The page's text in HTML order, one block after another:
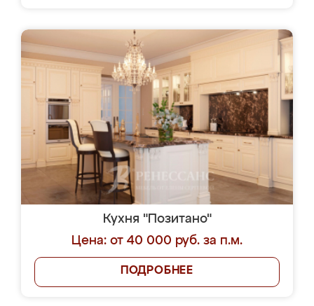
Кухня "Позитано"
Цена: от 40 000 руб. за п.м.
ПОДРОБНЕЕ